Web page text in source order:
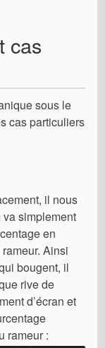
cas
sous le
cas particuliers
il nous
simplement
en
Ainsi
bougent, il
rive de
d’écran et
rameur :